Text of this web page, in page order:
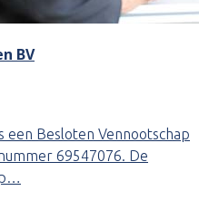
BV
een Besloten Vennootschap
69547076. De